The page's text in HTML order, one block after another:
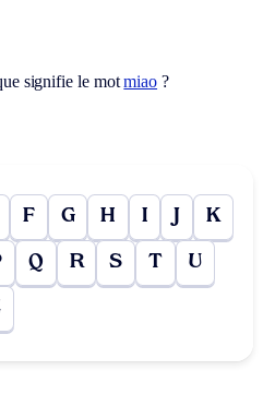
signifie le motmiao ?
F G H I J K
Q R S T U